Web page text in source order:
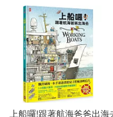
李曉紅(3)
粵雅小叢書編委會
說詞解字辭書研究
野人(9)
中國對外翻譯出版
外文出版社(8)
可海外宅配(381)
可港澳店取(372)
可新加坡店取(371)
上船囉!跟著航海爸爸出海